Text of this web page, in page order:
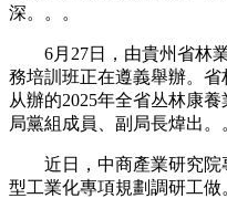
深。。。
6月27日，由貴州省林業
務培訓班正在遵義舉辦。
从辦的2025年全省丛林康
局黨組成員、副局長煒出。
近日，中商產業研究院
型工業化專項規劃調研工做